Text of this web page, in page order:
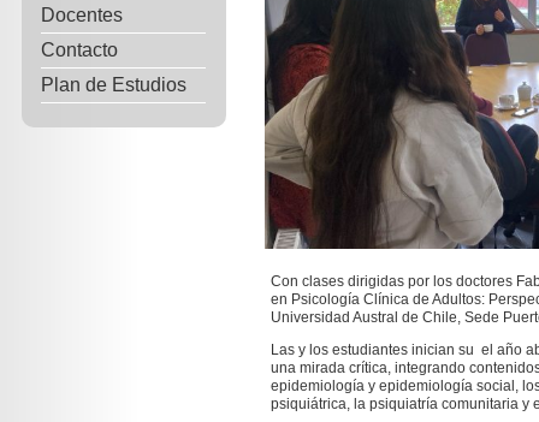
Docentes
Contacto
Plan de Estudios
Con clases dirigidas por los doctores
en Psicología Clínica de Adultos:
Universidad Austral de Chile, Sede
Las y los estudiantes inician su el año
una mirada crítica, integrando
epidemiología y epidemiología social,
psiquiátrica, la psiquiatría comunitaria y